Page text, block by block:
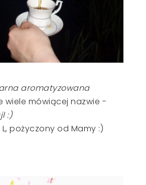
aromatyzowana
wiele mówiącej nazwie -
:)
L, pożyczony od Mamy :)